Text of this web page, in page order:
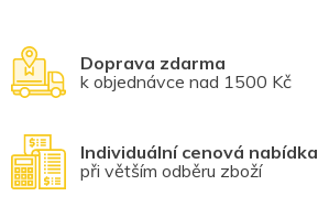
Doprava zdarma
k objednávce nad 1500 Kč
Individuální cenová nabídka
při větším odběru zboží